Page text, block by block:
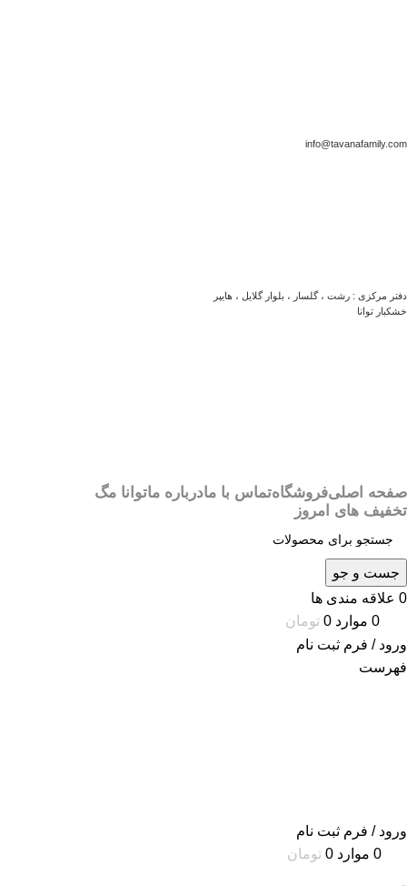
info@tavanafamily.com
دفتر مرکزی : رشت ، گلسار ، بلوار گلایل ، هایپر
خشکبار توانا
صفحه اصلیفروشگاهتماس با مادرباره ماتوانا مگ
تخفیف های امروز
جست و جو
0 علاقه مندی ها
0 موارد 0 تومان
ورود / فرم ثبت نام
فهرست
ورود / فرم ثبت نام
0 موارد 0 تومان